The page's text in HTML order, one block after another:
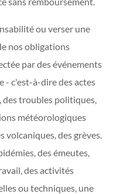
ou verser une
nos obligations
par des événements
- c'est-à-dire des actes
des troubles politiques,
météorologiques
volcaniques, des grèves.
des émeutes,
des activités
ou techniques, une